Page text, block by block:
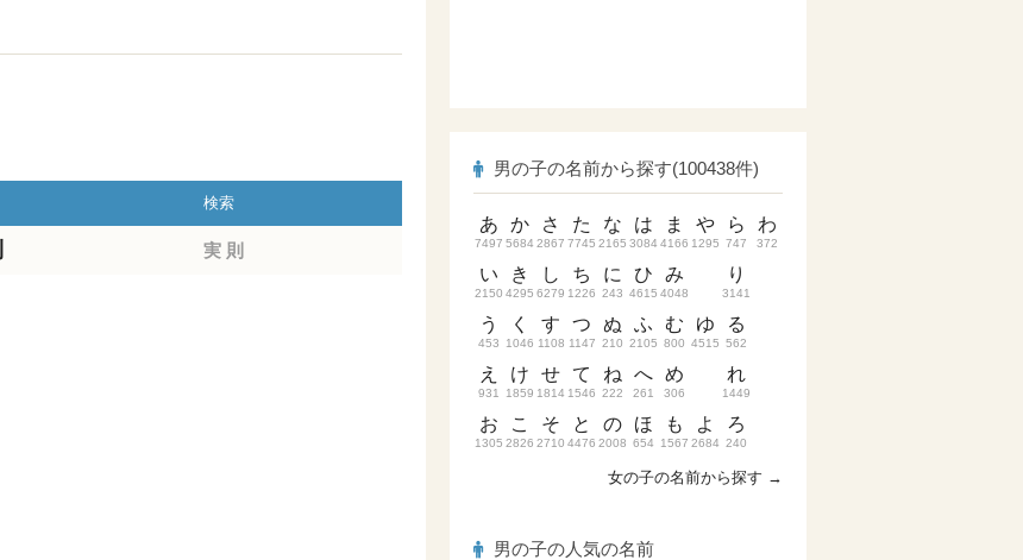
検索
実 則
男の子の名前から探す(100438件)
あ
7497
い
2150
う
453
え
931
お
1305
か
5684
き
4295
く
1046
け
1859
こ
2826
さ
2867
し
6279
す
1108
せ
1814
そ
2710
た
7745
ち
1226
つ
1147
て
1546
と
4476
な
2165
に
243
ぬ
210
ね
222
の
2008
は
3084
ひ
4615
ふ
2105
へ
261
ほ
654
ま
4166
み
4048
む
800
め
306
も
1567
や
1295
ゆ
4515
よ
2684
ら
747
り
3141
る
562
れ
1449
ろ
240
わ
372
女の子の名前から探す →
男の子の人気の名前